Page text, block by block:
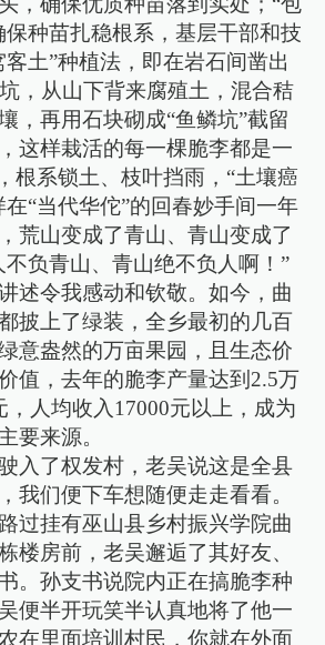
保种苗扎稳根系，基层干部和技
土”种植法，即在岩石间凿出
，从山下背来腐殖土，混合秸
，再用石块砌成“鱼鳞坑”截留
这样栽活的每一棵脆李都是一
根系锁土、枝叶挡雨，“土壤癌
“当代华佗”的回春妙手间一年
荒山变成了青山、青山变成了
不负青山、青山绝不负人啊！”
述令我感动和钦敬。如今，曲
披上了绿装，全乡最初的几百
意盎然的万亩果园，且生态价
值，去年的脆李产量达到2.5万
，人均收入17000元以上，成为
要来源。
入了权发村，老吴说这是全县
我们便下车想随便走走看看。
过挂有巫山县乡村振兴学院曲
楼房前，老吴邂逅了其好友、
。孙支书说院内正在搞脆李种
便半开玩笑半认真地将了他一
在里面培训村民，你就在外面